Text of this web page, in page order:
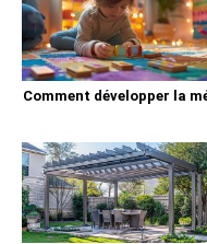
Comment développer la